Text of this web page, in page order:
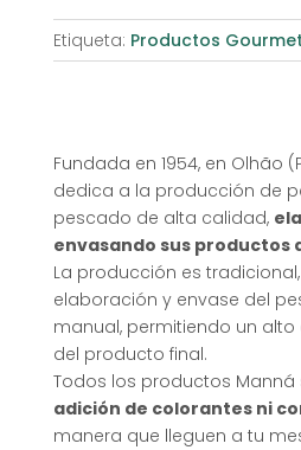
Etiqueta: Productos
Fundada en 1954, en Olhão
dedica a la producción de
pescado de alta calidad,
envasando sus productos
La producción es
elaboración y envase del
manual, permitiendo un
del producto final.
Todos los productos Manná
adición de colorantes ni
manera que lleguen a tu